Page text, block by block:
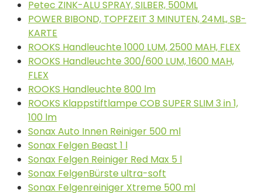
Petec ZINK-ALU SPRAY, SILBER, 500ML
POWER BIBOND, TOPFZEIT 3 MINUTEN, 24ML, SB-
KARTE
ROOKS Handleuchte 1000 LUM, 2500 MAH, FLEX
ROOKS Handleuchte 300/600 LUM, 1600 MAH,
FLEX
ROOKS Handleuchte 800 lm
ROOKS Klappstiftlampe COB SUPER SLIM 3 in 1,
100 lm
Sonax Auto Innen Reiniger 500 ml
Sonax Felgen Beast 1 l
Sonax Felgen Reiniger Red Max 5 l
Sonax FelgenBürste ultra-soft
Sonax Felgenreiniger Xtreme 500 ml